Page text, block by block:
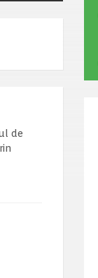
de